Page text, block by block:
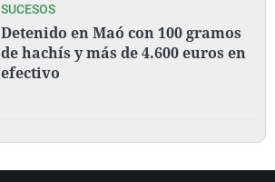
SUCESOS
Detenido en Maó con 100 gramos
de hachís y más de 4.600 euros en
efectivo